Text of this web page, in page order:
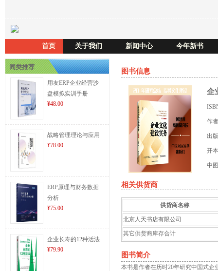
首页 关于我们 新闻中心 今年新书
同类推荐
用友ERP企业经营沙
盘模拟实训手册
¥48.00
战略管理理论与应用
¥78.00
ERP原理与财务数据
分析
¥75.00
企业长寿的12种活法
¥79.90
图书信息
企
作
出
开
中
相关供货商
供货商名称
北京人天书店有限公司
其它供货商库存合计
图书简介
本书是作者在历时20年研究中国式